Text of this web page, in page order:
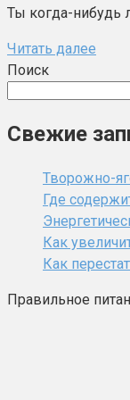
Ты когда-нибудь
Читать далее
Поиск
Свежие
Творожно-
Где
Как
Как
Правильное